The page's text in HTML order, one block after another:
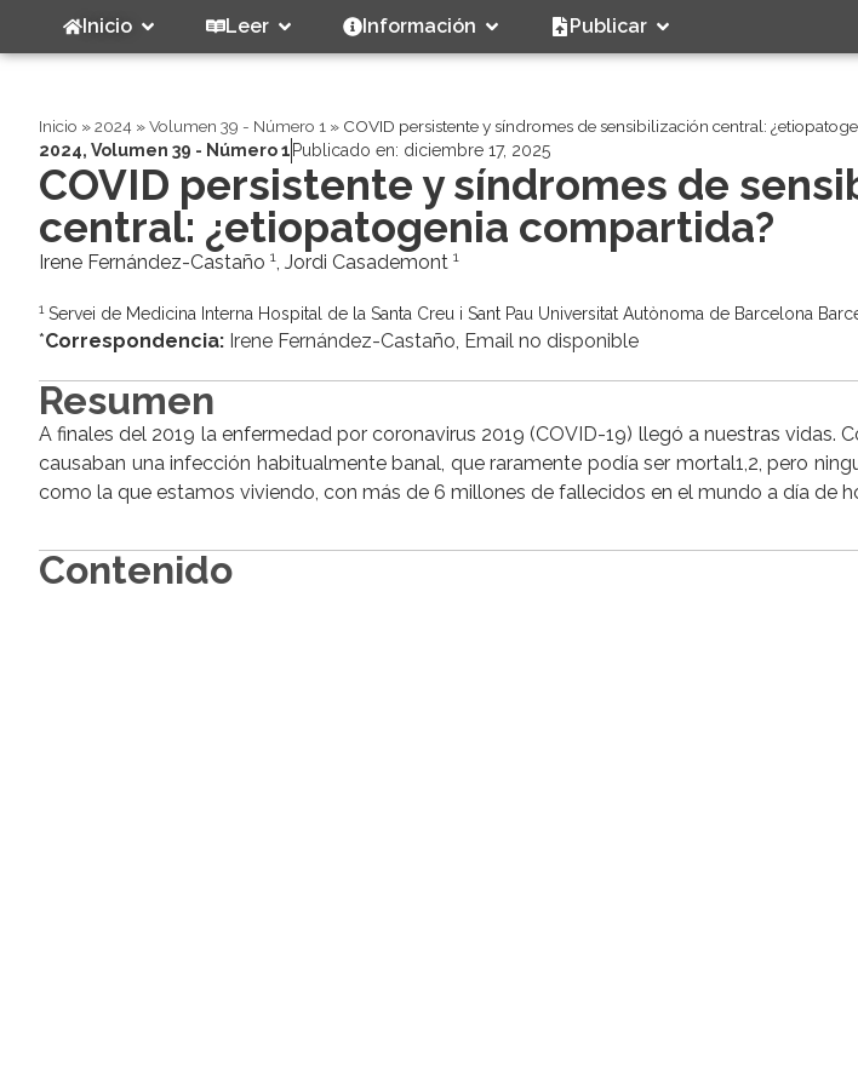
Inicio Leer Información Publicar
Inicio »2024 »Volumen 39 - Número 1 » COVID persistente y síndromes de sensibilización central:
2024, Volumen 39 - Número 1 Publicado en: diciembre 17, 2025
COVID persistente y síndromes de
central: ¿etiopatogenia compartida?
Irene Fernández-Castaño 1, Jordi Casademont 1
1Servei de Medicina Interna Hospital de la Santa Creu i Sant Pau Universitat Autònoma de Barcelona
*Correspondencia: Irene Fernández-Castaño, Email no disponible
Resumen
A finales del 2019 la enfermedad por coronavirus 2019 (COVID-19) llegó a nuestras vidas.
causaban una infección habitualmente banal, que raramente podía ser mortal1,2, pero
como la que estamos viviendo, con más de 6 millones de fallecidos en el mundo a día de
Contenido